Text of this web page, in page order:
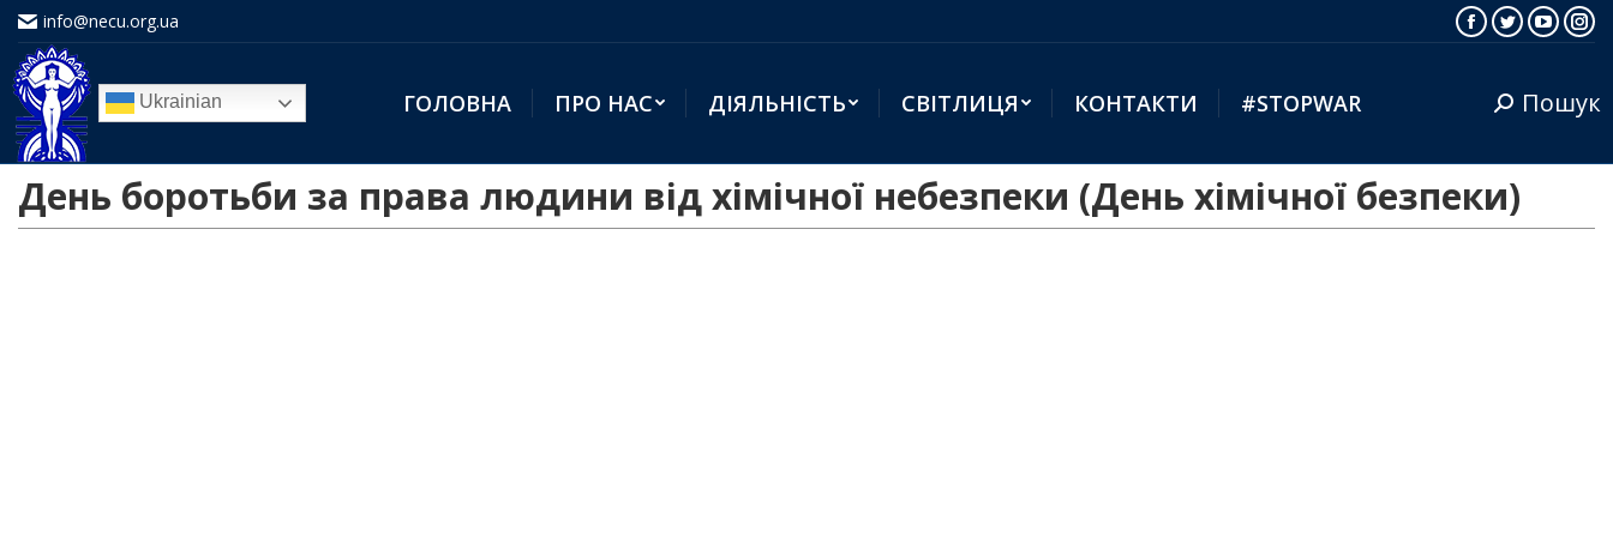
info@necu.org.ua
Facebook
Twitter
Ukrainian ГОЛОВНА ПРО НАС ДІЯЛЬНІСТЬ СВІТЛИЦЯ КОНТАКТИ #STOPWAR Search:Пошук
День боротьби за права людини від хімічної небезпеки (День хімічної безпеки)